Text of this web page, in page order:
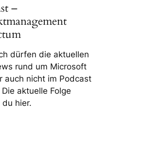
–
dürfen die aktuellen
rund um Microsoft
auch nicht im Podcast
aktuelle Folge
hier.